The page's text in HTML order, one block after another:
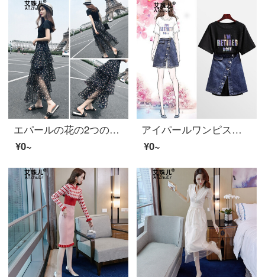
エパールの花の2つのセットワンピス女装2020春夏新商品小柄で高フレンチで痩せたシフォンスカートの画像色M
¥0~
アイパールワンピスのビッグサイズ女装2020夏新商品微太りmmカバのお腹が見えて痩せやすいデニムワンピスのおしゃれな2点セットセイントスカート黒3 XL
¥0~